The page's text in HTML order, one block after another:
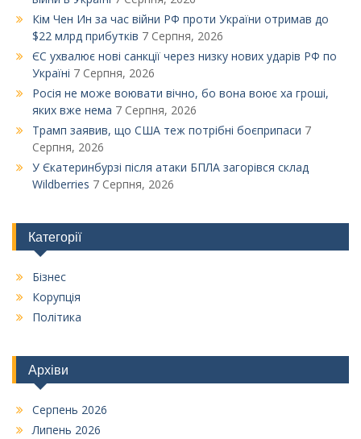
Кім Чен Ин за час війни РФ проти України отримав до
$22 млрд прибутків 7 Серпня, 2026
ЄС ухвалює нові санкції через низку нових ударів РФ по
Україні 7 Серпня, 2026
Росія не може воювати вічно, бо вона воює ха гроші,
яких вже нема 7 Серпня, 2026
Трамп заявив, що США теж потрібні боєприпаси 7
Серпня, 2026
У Єкатеринбурзі після атаки БПЛА загорівся склад
Wildberries 7 Серпня, 2026
Категорії
Бізнес
Корупція
Політика
Архіви
Серпень 2026
Липень 2026